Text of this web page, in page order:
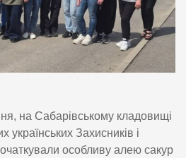
на Сабарівському кладовищі
українських Захисників і
особливу алею сакур